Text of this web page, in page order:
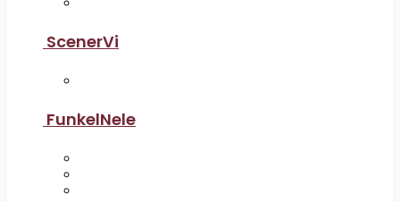
ScenerVi
FunkelNele